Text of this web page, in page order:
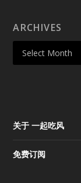
ARCHIVES
关于 一起吃风
免费订阅